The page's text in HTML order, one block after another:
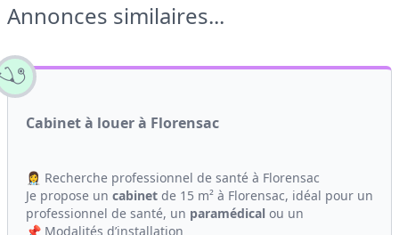
Annonces similaires...
Cabinet à louer à Florensac
👩‍⚕️ Recherche professionnel de santé à Florensac
Je propose un cabinet de 15 m² à Florensac, idéal pour un
professionnel de santé, un paramédical ou un
📌 Modalités d’installation